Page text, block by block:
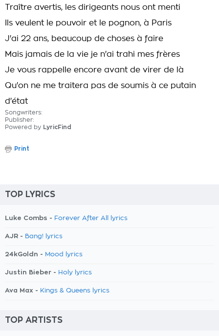
Traître avertis, les dirigeants nous ont menti
Ils veulent le pouvoir et le pognon, à Paris
J'ai 22 ans, beaucoup de choses à faire
Mais jamais de la vie je n'ai trahi mes frères
Je vous rappelle encore avant de virer de là
Qu'on ne me traitera pas de soumis à ce putain
d'état
Songwriters:
Publisher:
Powered by LyricFind
Print
TOP LYRICS
Luke Combs - Forever After All lyrics
AJR - Bang! lyrics
24kGoldn - Mood lyrics
Justin Bieber - Holy lyrics
Ava Max - Kings & Queens lyrics
TOP ARTISTS